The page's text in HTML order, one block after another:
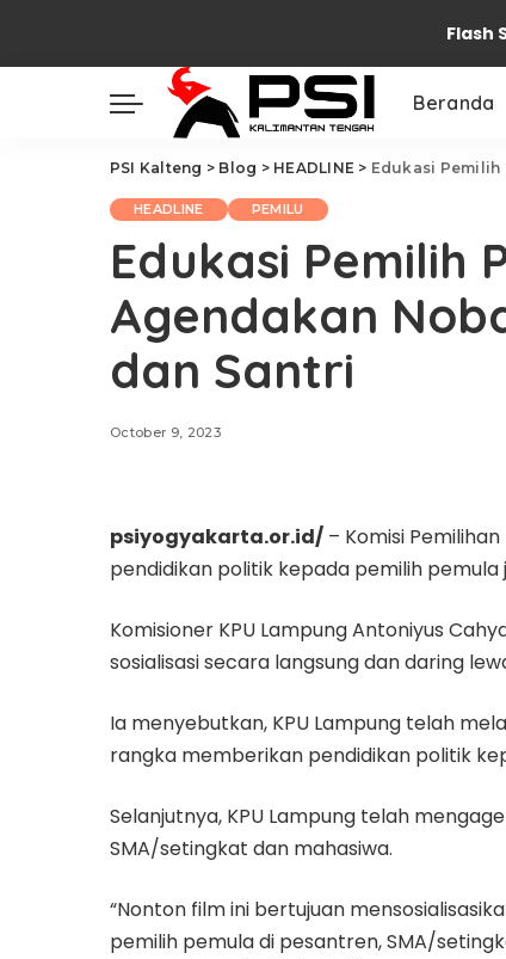
Flash
Beranda
PSI Kalteng > Blog > HEADLINE > Edukasi Pemilih
HEADLINE PEMILU
Edukasi Pemilih
Agendakan
dan Santri
October 9, 2023
psiyogyakarta.or.id/ – Komisi
pendidikan politik kepada pemilih
Komisioner KPU Lampung Antoniyus
sosialisasi secara langsung dan daring
Ia menyebutkan, KPU Lampung telah
rangka memberikan pendidikan politik
Selanjutnya, KPU Lampung telah
SMA/setingkat dan mahasiwa.
“Nonton film ini bertujuan
pemilih pemula di pesantren, SMA/